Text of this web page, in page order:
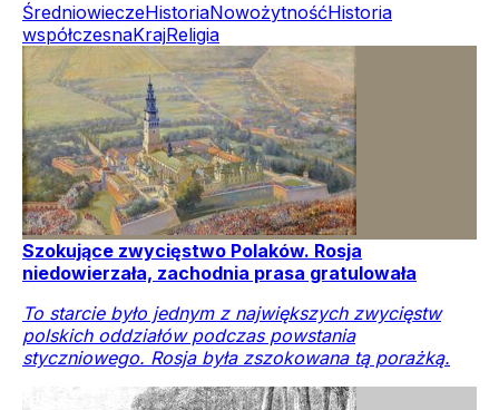
ŚredniowieczeHistoriaNowożytnośćHistoria
współczesnaKrajReligia
Szokujące zwycięstwo Polaków. Rosja
niedowierzała, zachodnia prasa gratulowała
To starcie było jednym z największych zwycięstw
polskich oddziałów podczas powstania
styczniowego. Rosja była zszokowana tą porażką.